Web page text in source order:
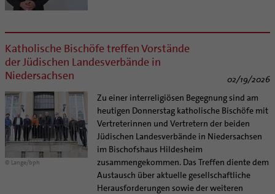
Katholische Bischöfe treffen Vorstände
der Jüdischen Landesverbände in
Niedersachsen
02/19/2026
© Lange/bph
Zu einer interreligiösen Begegnung sind am
heutigen Donnerstag katholische Bischöfe mit
Vertreterinnen und Vertretern der beiden
Jüdischen Landesverbände in Niedersachsen
im Bischofshaus Hildesheim
zusammengekommen. Das Treffen diente dem
Austausch über aktuelle gesellschaftliche
Herausforderungen sowie der weiteren